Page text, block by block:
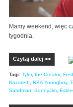
Mamy weekend, więc
tygodnia.
Czytaj dalej >>
Tagi: Tyler, the Creator,
Nazareth, NBA Youngboy,
Sandman, SonnyJim,